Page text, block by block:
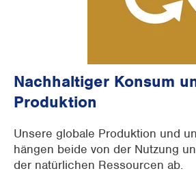
Nachhaltiger Konsum
Produktion
Unsere globale Produktion und
hängen beide von der Nutzung
der natürlichen Ressourcen ab.